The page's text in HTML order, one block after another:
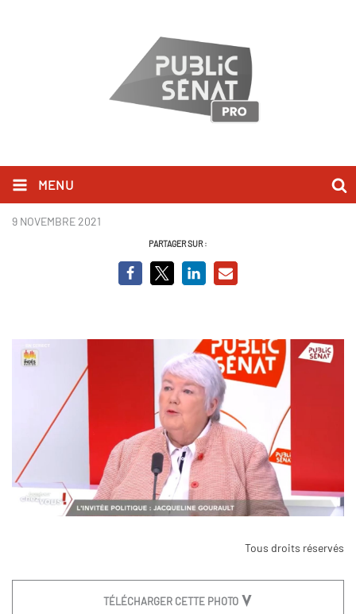
MENU
Capture JG.JPG
9 NOVEMBRE 2021
PARTAGER SUR :
Tous droits réservés
TÉLÉCHARGER CETTE PHOTO